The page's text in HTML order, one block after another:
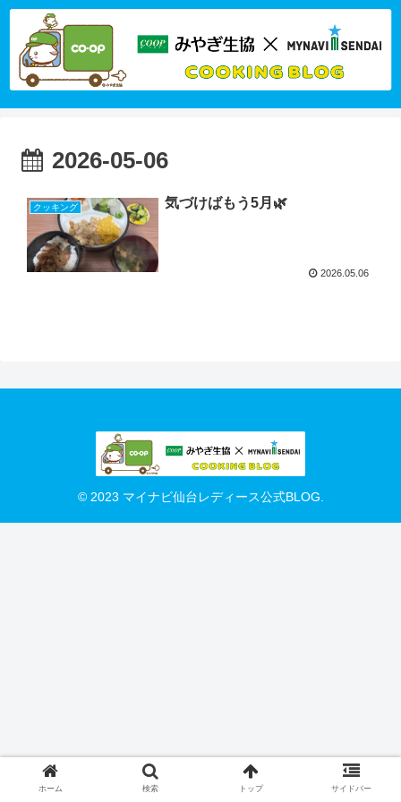
2026-05-06
クッキング 気づけばもう5月🌿
2026.05.06
© 2023 マイナビ仙台レディース公式BLOG.
ホーム 検索 トップ サイドバー